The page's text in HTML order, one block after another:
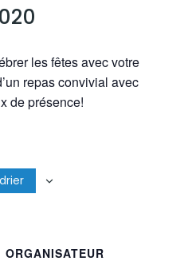
les fêtes avec votre
repas convivial avec
de présence!
ORGANISATEUR